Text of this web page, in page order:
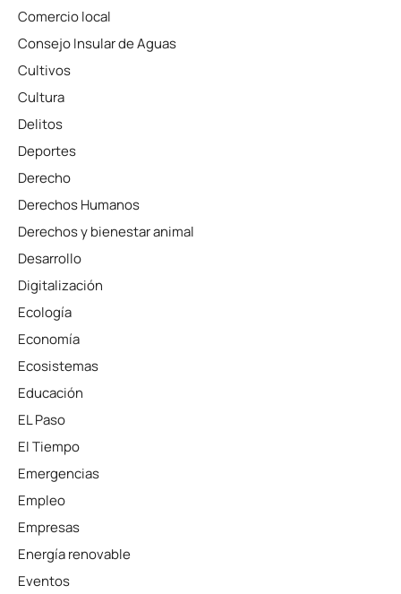
Comercio local
Consejo Insular de Aguas
Cultivos
Cultura
Delitos
Deportes
Derecho
Derechos Humanos
Derechos y bienestar animal
Desarrollo
Digitalización
Ecología
Economía
Ecosistemas
Educación
EL Paso
El Tiempo
Emergencias
Empleo
Empresas
Energía renovable
Eventos